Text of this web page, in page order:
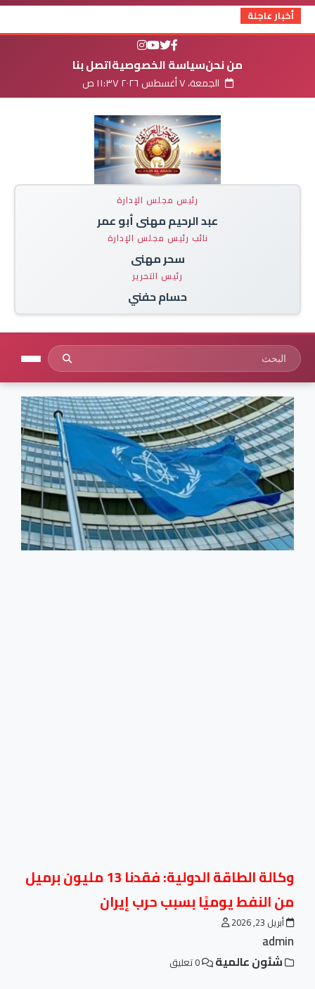
أخبار عاجلة
من نحنسياسة الخصوصيةاتصل بنا
الجمعة، ٧ أغسطس ٢٠٢٦ ١١:٣٧ ص
رئيس مجلس الإدارة
عبد الرحيم مهنى أبو عمر
نائب رئيس مجلس الإدارة
سحر مهنى
رئيس التحرير
حسام حفني
وكالة الطاقة الدولية: فقدنا 13 مليون برميل
من النفط يوميًا بسبب حرب إيران
أبريل 23, 2026
admin
شئون عالمية